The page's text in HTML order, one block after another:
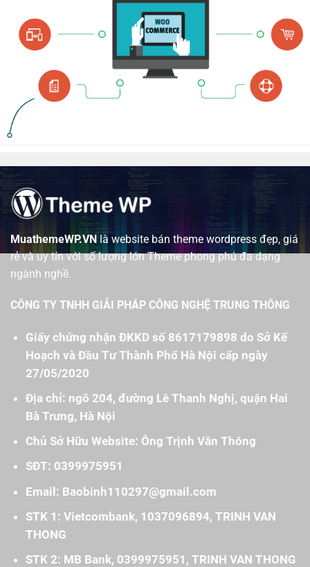
MuathemeWP.VNlà website bán theme wordpress đẹp, giá
rẻ và uy tín với số lượng lớn Theme phong phú đa dạng
ngành nghề.
CÔNG TY TNHH GIẢI PHÁP CÔNG NGHỆ TRUNG THÔNG
Giấy chứng nhận ĐKKD số 8617179898 do Sở Kế
Hoạch và Đầu Tư Thành Phố Hà Nội cấp ngày
27/05/2020
Địa chỉ: ngõ 204, đường Lê Thanh Nghị, quận Hai
Bà Trưng, Hà Nội
Chủ Sở Hữu Website: Ông Trịnh Văn Thông
SĐT: 0399975951
Email: Baobinh110297@gmail.com
STK 1: Vietcombank, 1037096894, TRINH VAN
THONG
STK 2: MB Bank, 0399975951, TRINH VAN THONG